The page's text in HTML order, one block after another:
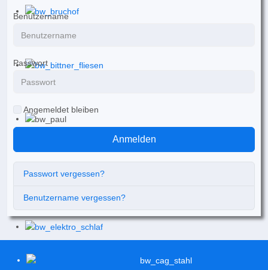
Benutzername
Passwort
Angemeldet bleiben
Anmelden
Passwort vergessen?
Benutzername vergessen?